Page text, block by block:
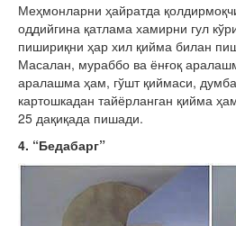
Меҳмонларни ҳайратда
оддийгина қатлама хамирни гул
пишириқни ҳар хил қийма билан
Масалан, мураббо ва ёнғоқ
аралашма ҳам, гўшт қиймаси,
картошкадан тайёрланган қийма
25 дақиқада пишади.
4. “Бедабарг”